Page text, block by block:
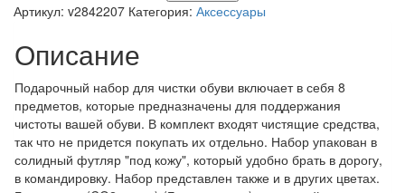
Артикул: v2842207 Категория: Аксессуары
Описание
Подарочный набор для чистки обуви включает в себя 8
предметов, которые предназначены для поддержания
чистоты вашей обуви. В комплект входят чистящие средства,
так что не придется покупать их отдельно. Набор упакован в
солидный футляр "под кожу", который удобно брать в дорогу,
в командировку. Набор представлен также и в других цветах.